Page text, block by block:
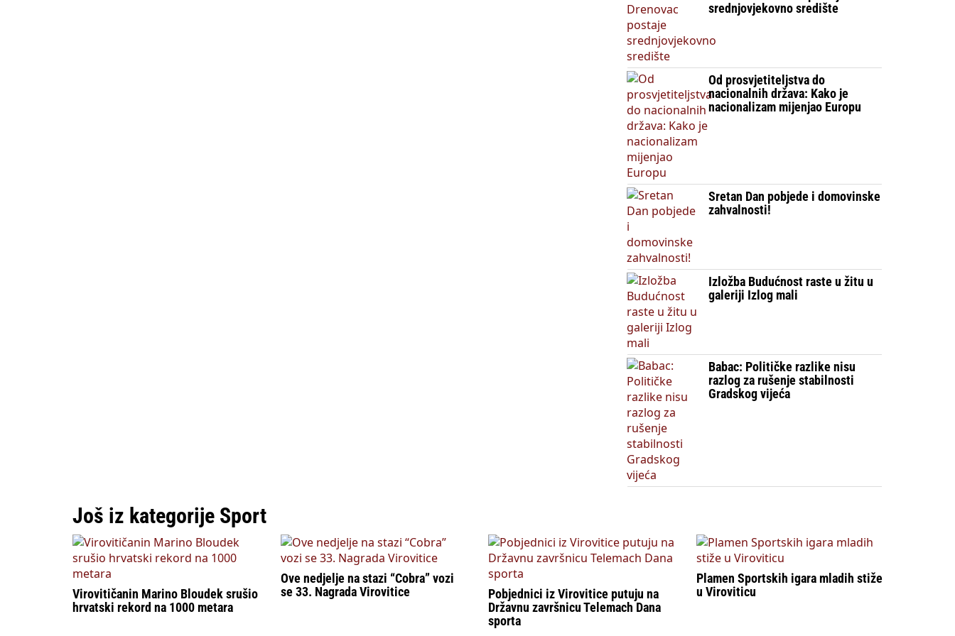
srednjovjekovno središte
Od prosvjetiteljstva do
nacionalnih država: Kako je
nacionalizam mijenjao Europu
Sretan Dan pobjede i domovinske
zahvalnosti!
Izložba Budućnost raste u žitu u
galeriji Izlog mali
Babac: Političke razlike nisu
razlog za rušenje stabilnosti
Gradskog vijeća
Još iz kategorije Sport
Virovitičanin Marino Bloudek srušio
hrvatski rekord na 1000 metara
Ove nedjelje na stazi “Cobra” vozi
se 33. Nagrada Virovitice
Pobjednici iz Virovitice putuju na
Državnu završnicu Telemach Dana
sporta
Plamen Sportskih igara mladih stiže
u Viroviticu